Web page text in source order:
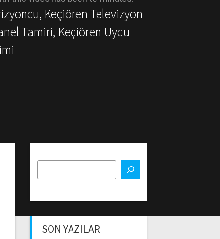
Keçiören Televizyon
Tamiri, Keçiören Uydu
SON YAZILAR